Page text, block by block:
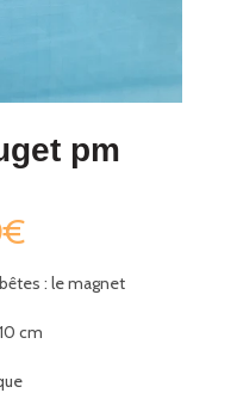
pm
: le magnet
cm